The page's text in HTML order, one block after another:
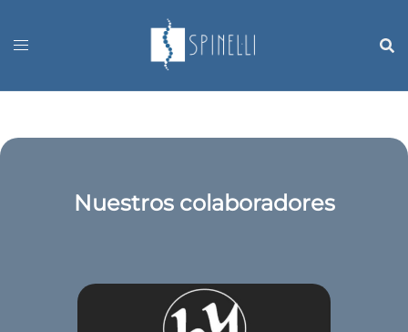
Nuestros colaboradores